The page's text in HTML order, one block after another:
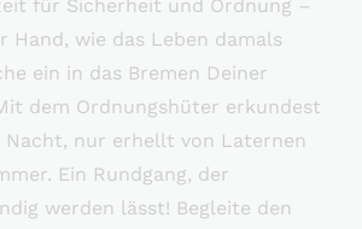
für Sicherheit und Ordnung –
Hand, wie das Leben damals
ein in das Bremen Deiner
dem Ordnungshüter erkundest
Nacht, nur erhellt von Laternen
Ein Rundgang, der
werden lässt! Begleite den